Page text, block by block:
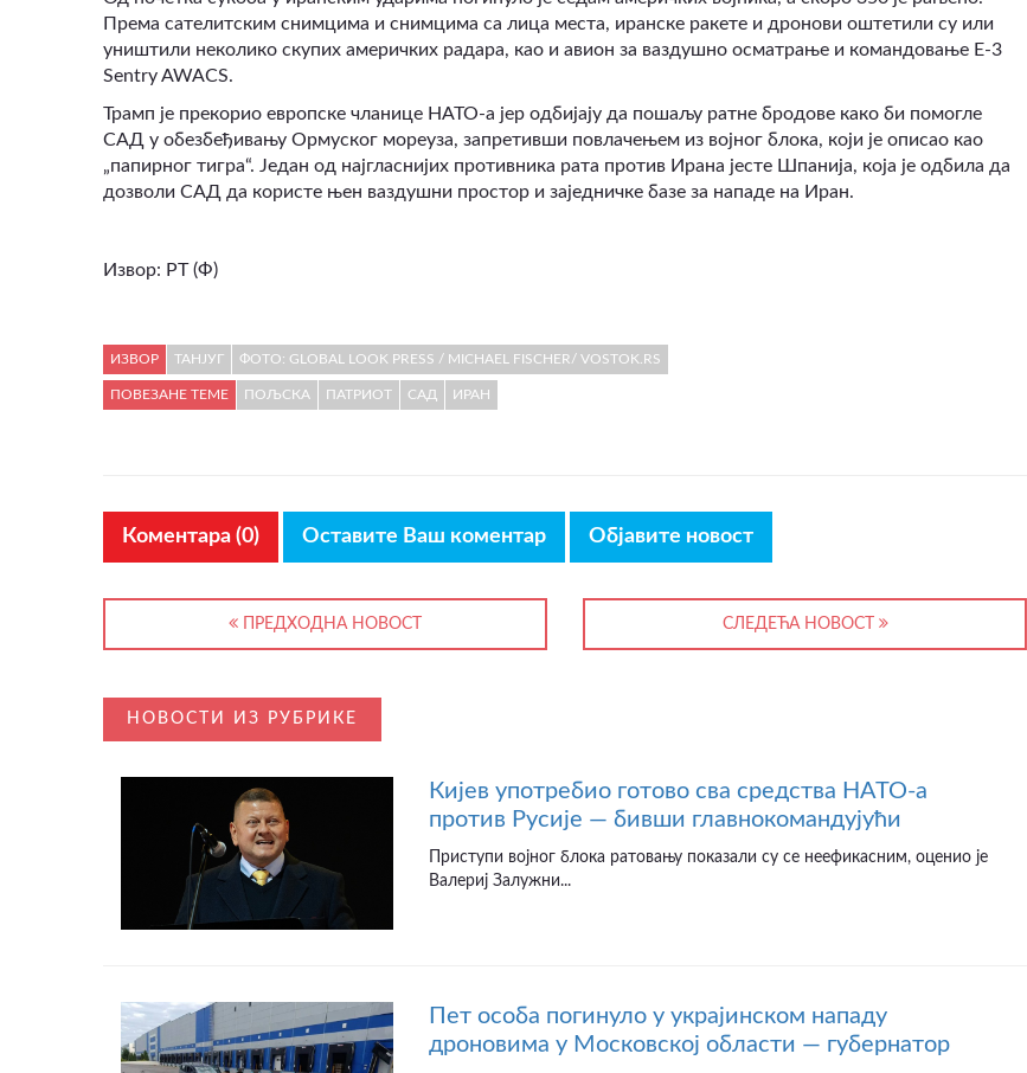
Према сателитским снимцима и снимцима са лица места, иранске ракете и дронови оштетили су или
уништили неколико скупих америчких радара, као и авион за ваздушно осматрање и командовање E-3
Sentry AWACS.
Трамп је прекорио европске чланице НАТО-а јер одбијају да пошаљу ратне бродове како би помогле
САД у обезбеђивању Ормуског мореуза, запретивши повлачењем из војног блока, који је описао као
„папирног тигра“. Један од најгласнијих противника рата против Ирана јесте Шпанија, која је одбила да
дозволи САД да користе њен ваздушни простор и заједничке базе за нападе на Иран.
Извор: РТ (Ф)
ИЗВОР ТАНЈУГ ФОТО: GLOBAL LOOK PRESS / MICHAEL FISCHER/ VOSTOK.RS
ПОВЕЗАНЕ ТЕМЕ ПОЉСКА ПАТРИОТ САД ИРАН
Коментара (0) Оставите Ваш коментар Објавите новост
ПРЕДХОДНА НОВОСТ СЛЕДЕЋА НОВОСТ
НОВОСТИ ИЗ РУБРИКЕ
Кијев употребио готово сва средства НАТО-а
против Русије — бивши главнокомандујући
Приступи војног блока ратовању показали су се неефикасним, оценио је
Валериј Залужни...
Пет особа погинуло у украјинском нападу
дроновима у Московској области — губернатор